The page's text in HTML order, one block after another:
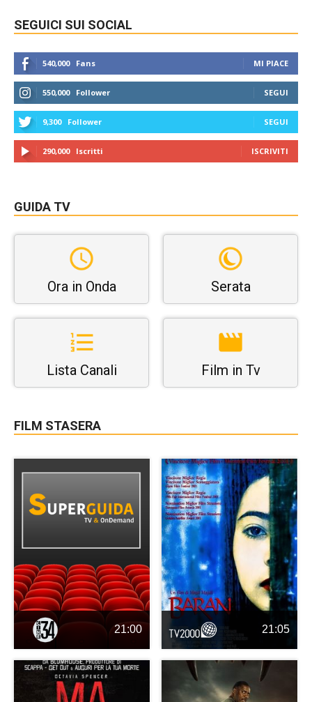
SEGUICI SUI SOCIAL
540,000 Fans MI PIACE
550,000 Follower SEGUI
9,300 Follower SEGUI
290,000 Iscritti ISCRIVITI
GUIDA TV
Ora in Onda Serata
Lista Canali Film in Tv
FILM STASERA
21:00 21:05